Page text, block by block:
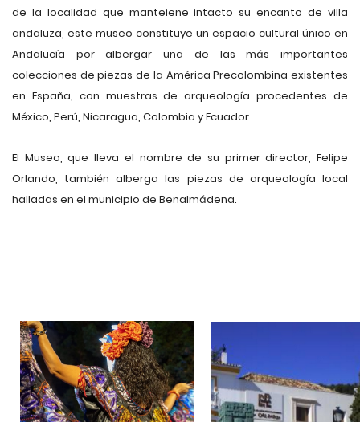
de la localidad que manteiene intacto su encanto de villa
andaluza, este museo constituye un espacio cultural único en
Andalucía por albergar una de las más importantes
colecciones de piezas de la América Precolombina existentes
en España, con muestras de arqueología procedentes de
México, Perú, Nicaragua, Colombia y Ecuador.
El Museo, que lleva el nombre de su primer director, Felipe
Orlando, también alberga las piezas de arqueología local
halladas en el municipio de Benalmádena.